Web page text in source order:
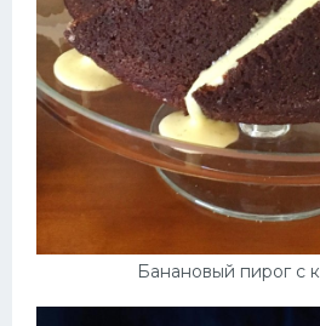
Банановый пирог с